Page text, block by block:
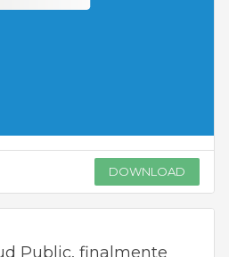
DOWNLOAD
Public, finalmente